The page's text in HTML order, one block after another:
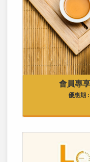
會員專
優惠期 :